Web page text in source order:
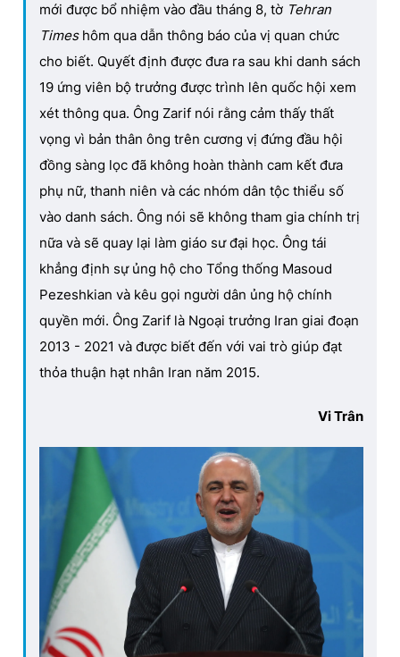
T n
mới được bổ nhiệm vào đầu tháng 8, tờ Tehran
Timeshôm qua dẫn thông báo của vị quan chức
cho biết. Quyết định được đưa ra sau khi danh sách
19 ứng viên bộ trưởng được trình lên quốc hội xem
xét thông qua. Ông Zarif nói rằng cảm thấy thất
vọng vì bản thân ông trên cương vị đứng đầu hội
đồng sàng lọc đã không hoàn thành cam kết đưa
phụ nữ, thanh niên và các nhóm dân tộc thiểu số
vào danh sách. Ông nói sẽ không tham gia chính trị
nữa và sẽ quay lại làm giáo sư đại học. Ông tái
khẳng định sự ủng hộ cho Tổng thống Masoud
Pezeshkian và kêu gọi người dân ủng hộ chính
quyền mới. Ông Zarif là Ngoại trưởng Iran giai đoạn
2013 - 2021 và được biết đến với vai trò giúp đạt
thỏa thuận hạt nhân Iran năm 2015.
Vi Trân